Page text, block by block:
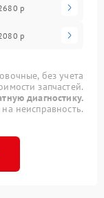
р
р
без учета
запчастей.
диагностику.
неисправность.